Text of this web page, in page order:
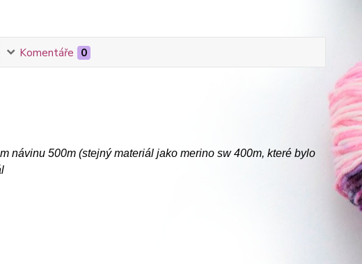
Komentáře 0
návinu 500m (stejný materiál jako merino sw 400m, které bylo